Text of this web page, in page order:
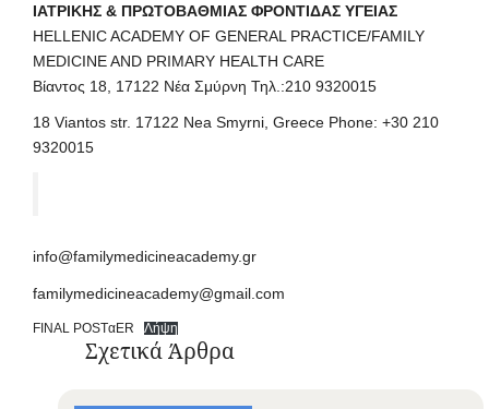
ΙΑΤΡΙΚΗΣ & ΠΡΩΤΟΒΑΘΜΙΑΣ ΦΡΟΝΤΙΔΑΣ ΥΓΕΙΑΣ
HELLENIC ACADEMY OF GENERAL PRACTICE/FAMILY
MEDICINE AND PRIMARY HEALTH CARE
Βίαντος 18, 17122 Νέα Σμύρνη Τηλ.:210 9320015
18 Viantos str. 17122 Nea Smyrni, Greece Phone: +30 210
9320015
info@familymedicineacademy.gr
familymedicineacademy@gmail.com
FINAL POSTαER Λήψη
Σχετικά Άρθρα